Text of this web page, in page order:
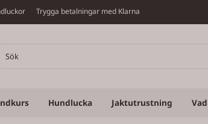
Trygga betalningar med Klarna
Hundlucka Jaktutrustning